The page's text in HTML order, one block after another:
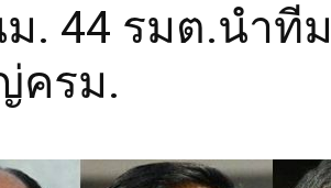
. 44 รมต.นำที
ครม.